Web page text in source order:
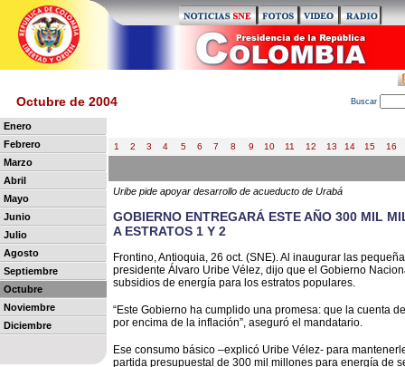
Octubre de 2004 Buscar
Enero
Febrero
Marzo
Abril
Mayo
Junio
Julio
Agosto
Septiembre
Octubre
Noviembre
Diciembre
1 2 3 4 5 6 7 8 9 10 11 12 13 14 15 16
Uribe pide apoyar desarrollo de acueducto de Urabá
GOBIERNO ENTREGARÁ ESTE AÑO 300 MIL
A ESTRATOS 1 Y 2
Frontino, Antioquia, 26 oct. (SNE). Al inaugurar las
presidente Álvaro Uribe Vélez, dijo que el Gobierno
subsidios de energía para los estratos populares.
“Este Gobierno ha cumplido una promesa: que la cuenta
por encima de la inflación”, aseguró el mandatario.
Ese consumo básico –explicó Uribe Vélez- para
partida presupuestal de 300 mil millones para energía de